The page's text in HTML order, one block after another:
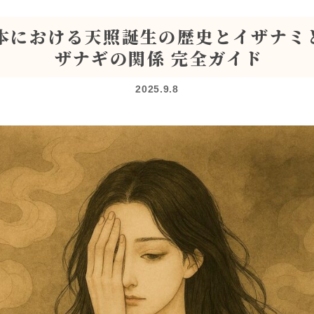
における天照誕生の歴史とイザナミ
ザナギの関係 完全ガイド
2025.9.8